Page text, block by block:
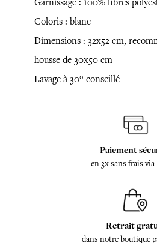
Coloris : blanc
Dimensions : 32x52 cm,
housse de 30x50 cm
Lavage à 30° conseillé
Paiement
en 3x sans frais
Retrait
dans notre boutique